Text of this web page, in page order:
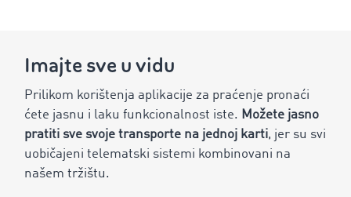
Imajte sve u vidu
Prilikom korištenja aplikacije za praćenje pronaći
ćete jasnu i laku funkcionalnost iste. Možete jasno
pratiti sve svoje transporte na jednoj karti, jer su svi
uobičajeni telematski sistemi kombinovani na
našem tržištu.